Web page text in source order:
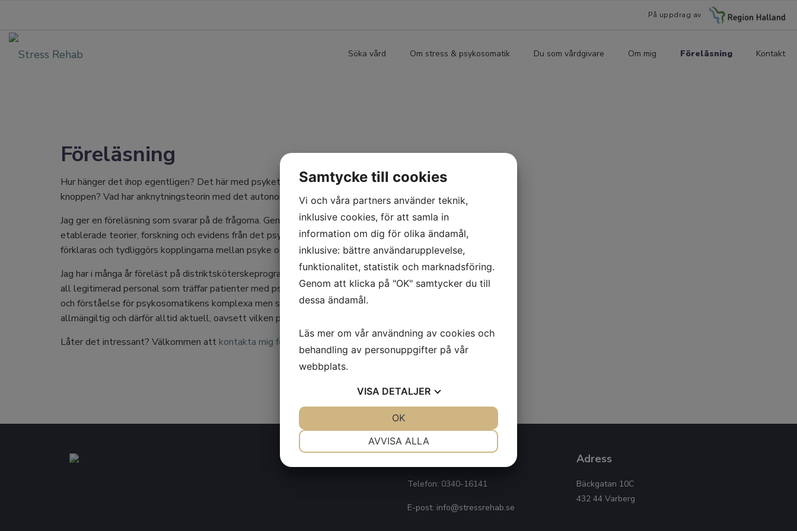
På uppdrag av
Söka vård Om stress & psykosomatik Du som vårdgivare Om mig Föreläsning Kontakt
Föreläsning
Hur hänger det ihop egentligen? Det här med psyket och det somatiska? Kroppen och
knoppen? Vad har anknytningsteorin med det autonoma nervsystemet att göra?
Jag ger en föreläsning som svarar på de frågorna. Genom att koppla ihop och föra samman
etablerade teorier, forskning och evidens från det psykologiska och det somatiska fältet
förklaras och tydliggörs kopplingarna mellan psyke och soma på ett lättillgängligt sätt.
Jag har i många år föreläst på distriktsköterskeprogrammet men föreläsningen vänder sig till
all legitimerad personal som träffar patienter med psykosomatiska besvär och ger en inblick i
och förståelse för psykosomatikens komplexa men spännande värld. Psykosomatiken är
allmängiltig och därför alltid aktuell, oavsett vilken patientgrupp man träffar.
Låter det intressant? Välkommen att kontakta mig för mer information.
Telefon: 0340-16141
E-post: info@stressrehab.se
Adress
Bäckgatan 10C
432 44 Varberg
Samtycke till cookies
Vi och våra partners använder teknik,
inklusive cookies, för att samla in
information om dig för olika ändamål,
inklusive: bättre användarupplevelse,
funktionalitet, statistik och marknadsföring.
Genom att klicka på "OK" samtycker du till
dessa ändamål.
Läs mer om vår användning av cookies och
behandling av personuppgifter på vår
webbplats.
VISA DETALJER
AVVISA ALLA
OK